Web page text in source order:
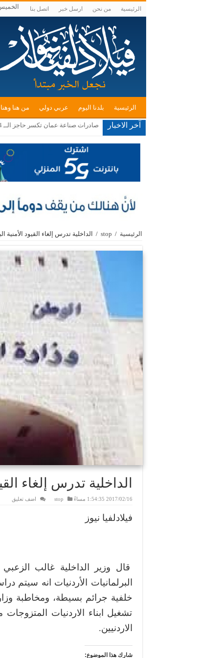
الرئيسية من نحن ارسل خبر اتصل بنا الخميس ,
الرئيسية بلدنا اليوم عربي دولي من هنا
آخر الاخبار مستوطنون يقتحمون الأقصى ويعتدون
الرئيسية /
stop
/ الداخلية تدرس إلغاء القيود الأمنية
الداخلية تدرس إلغاء
2017/02/16 1:54:35 مساءً stop اضف تعليق
فيلادلفيا نيوز
قال وزير الداخلية غالب
البرلمانيات الأردنيات انه سيتم
خلفية جرائم بسيطة، ومخاطبة
تشغيل ابناء الاردنيات
الاردنيين.
شارك هذا الموضوع: